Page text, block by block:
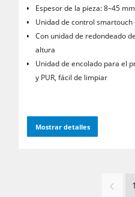
Espesor de la pieza: 8–45 mm
Unidad de control smartouch
Con unidad de redondeado
altura
Unidad de encolado para el
y PUR, fácil de limpiar
Mostrar detalles
1